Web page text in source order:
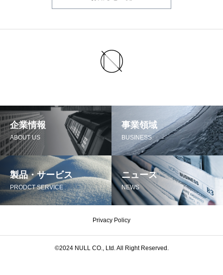
企業情報
ABOUT US
事業領域
BUSINESS
製品・サービス
PRODCT SERVICE
ニュース
NEWS
Privacy Policy
©︎2024 NULL CO., Ltd. All Right Reserved.